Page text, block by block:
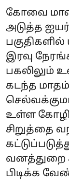
கோவை
அடுத்த
இரவு
பகலிலும்
கடந்த
உள்ள
சிறுத்தை
வனத்துறை
பிடிக்க